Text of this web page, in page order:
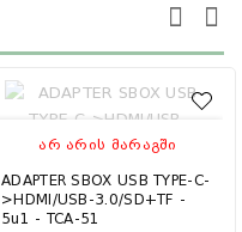
ᲐᲠ ᲐᲠᲘᲡ ᲛᲐᲠᲐᲒᲨᲘ
ADAPTER SBOX USB TYPE-C-
>HDMI/USB-3.0/SD+TF -
5u1 - TCA-51